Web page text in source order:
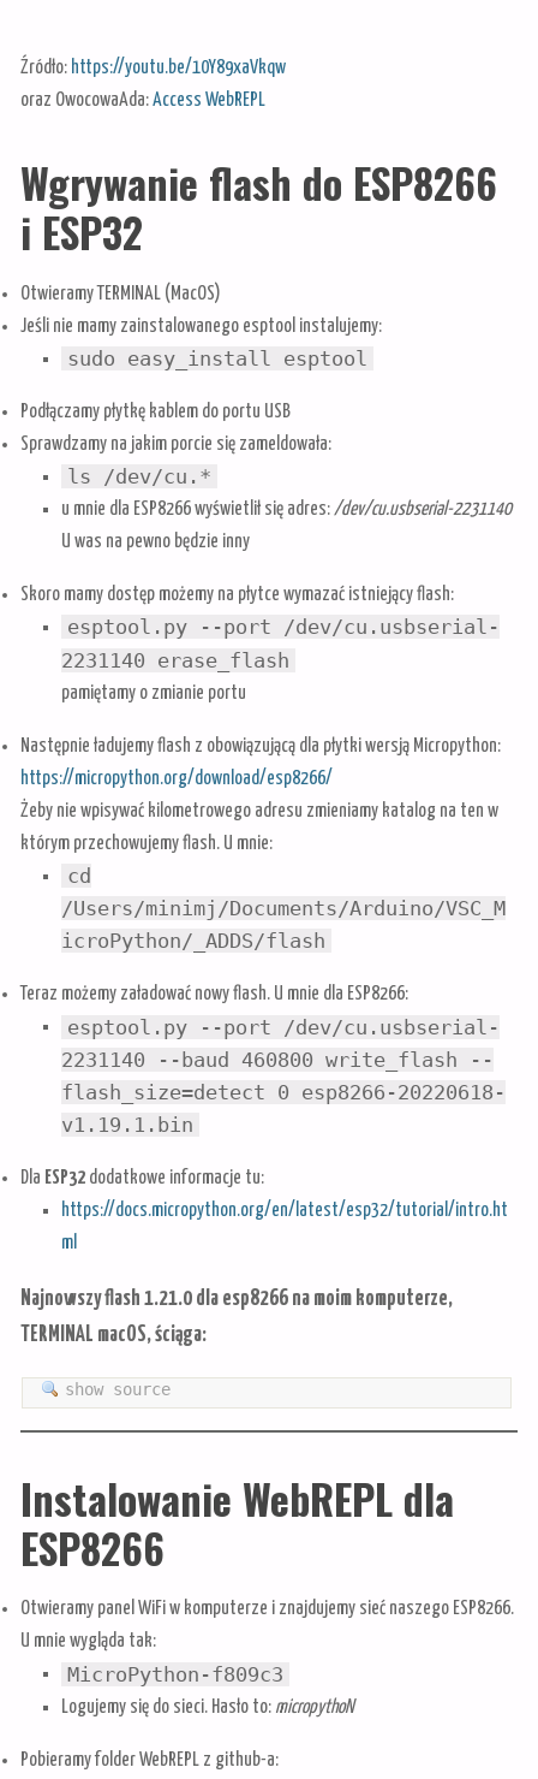
Źródło: https://youtu.be/10Y89xaVkqw
oraz OwocowaAda:Access WebREPL
Wgrywanie flash do ESP8266
i ESP32
Otwieramy TERMINAL (MacOS)
Jeśli nie mamy zainstalowanego esptool instalujemy:
sudo easy_install esptool
Podłączamy płytkę kablem do portu USB
Sprawdzamy na jakim porcie się zameldowała:
ls /dev/cu.*
u mnie dla ESP8266 wyświetlił się adres: /dev/cu.usbserial-2231140
U was na pewno będzie inny
Skoro mamy dostęp możemy na płytce wymazać istniejący flash:
esptool.py --port /dev/cu.usbserial-
2231140 erase_flash
pamiętamy o zmianie portu
Następnie ładujemy flash z obowiązującą dla płytki wersją Micropython:
https://micropython.org/download/esp8266/
Żeby nie wpisywać kilometrowego adresu zmieniamy katalog na ten w
którym przechowujemy flash. U mnie:
cd
/Users/minimj/Documents/Arduino/VSC_M
icroPython/_ADDS/flash
Teraz możemy załadować nowy flash. U mnie dla ESP8266:
esptool.py --port /dev/cu.usbserial-
2231140 --baud 460800 write_flash --
flash_size=detect 0 esp8266-20220618-
v1.19.1.bin
Dla ESP32 dodatkowe informacje tu:
https://docs.micropython.org/en/latest/esp32/tutorial/intro.ht
ml
Najnowszy flash 1.21.0 dla esp8266 na moim komputerze,
TERMINAL macOS, ściąga:
show source
Instalowanie WebREPL dla
ESP8266
Otwieramy panel WiFi w komputerze i znajdujemy sieć naszego ESP8266.
U mnie wygląda tak:
MicroPython-f809c3
Logujemy się do sieci. Hasło to: micropythoN
Pobieramy folder WebREPL z github-a: